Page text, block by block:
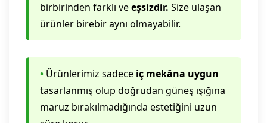
birbirinden farklı veeşsizdir. Size ulaşan
ürünler birebir aynı olmayabilir.
• Ürünlerimiz sadece iç mekâna uygun
tasarlanmış olup doğrudan güneş ışığına
maruz bırakılmadığında estetiğini uzun